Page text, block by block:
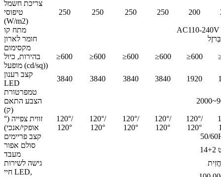
צריכת חשמל
טיפוסי
(W/m2)
250 250 250 250 200
מתח קו
AC110-
חומר לארון
בַּרזֶל
מקסימום
בהירות, כיול
מופעל (cd/sq))
≥600 ≥600 ≥600 ≥600 ≥600
קצב רענון
LED
3840 3840 3840 3840 1920
טמפרטורת
הצבע התאם
(ק)
זווית צפייה (°
אופקי/אנכי)
120°/
120°
120°/
120°
120°/
120°
120°/
120°
120°/
120°
קצב פריימים
50/
סולם אפור
מעבד
גישה לשירות
חֲזִית
חיי LED,